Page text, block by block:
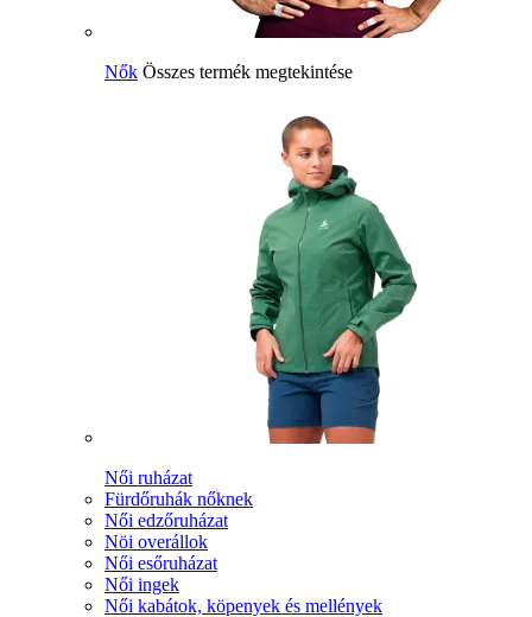
Nők Összes termék megtekintése
Női ruházat
Fürdőruhák nőknek
Női edzőruházat
Nöi overállok
Női esőruházat
Női ingek
Női kabátok, köpenyek és mellények